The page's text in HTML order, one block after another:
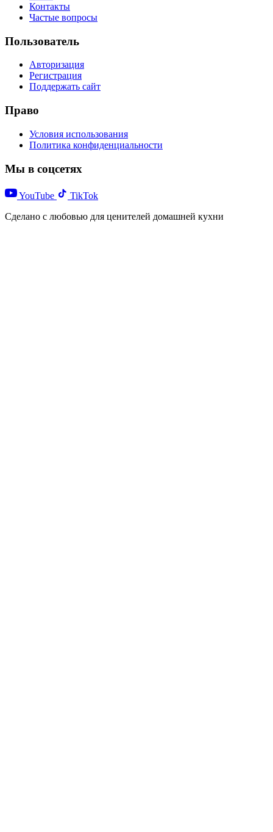
Контакты
Частые вопросы
Пользователь
Авторизация
Регистрация
Поддержать сайт
Право
Условия использования
Политика конфиденциальности
Мы в соцсетях
YouTube
TikTok
Сделано с любовью для ценителей домашней кухни